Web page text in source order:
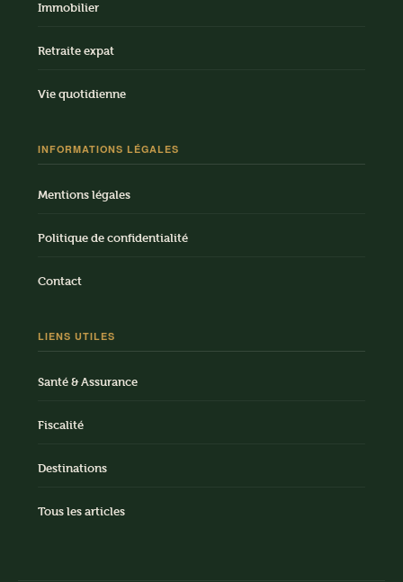
Immobilier
Retraite expat
Vie quotidienne
INFORMATIONS LÉGALES
Mentions légales
Politique de confidentialité
Contact
LIENS UTILES
Santé & Assurance
Fiscalité
Destinations
Tous les articles